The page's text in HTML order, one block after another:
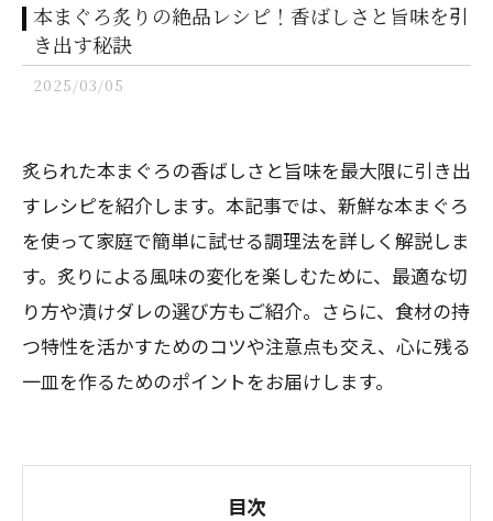
本まぐろ炙りの絶品レシピ！香ばしさと旨味を引
き出す秘訣
2025/03/05
炙られた本まぐろの香ばしさと旨味を最大限に引き出
すレシピを紹介します。本記事では、新鮮な本まぐろ
を使って家庭で簡単に試せる調理法を詳しく解説しま
す。炙りによる風味の変化を楽しむために、最適な切
り方や漬けダレの選び方もご紹介。さらに、食材の持
つ特性を活かすためのコツや注意点も交え、心に残る
一皿を作るためのポイントをお届けします。
目次